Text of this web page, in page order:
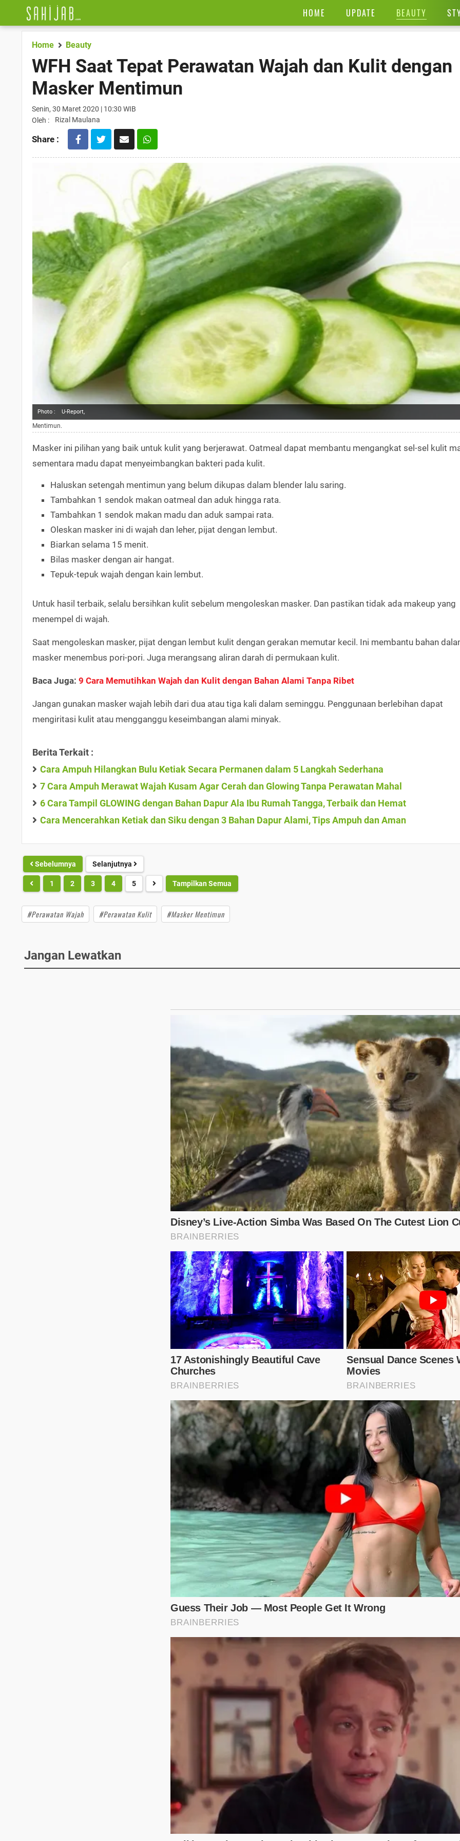
HOME UPDATE BEAUTY
Home Beauty
WFH Saat Tepat Perawatan Wajah dan Kulit dengan
Masker Mentimun
Senin, 30 Maret 2020 | 10:30 WIB
Oleh :
Rizal Maulana
Share :
Photo : U-Report,
Mentimun.
Masker ini pilihan yang baik untuk kulit yang berjerawat. Oatmeal dapat membantu mengangkat sel-sel kulit
sementara madu dapat menyeimbangkan bakteri pada kulit.
Haluskan setengah mentimun yang belum dikupas dalam blender lalu saring.
Tambahkan 1 sendok makan oatmeal dan aduk hingga rata.
Tambahkan 1 sendok makan madu dan aduk sampai rata.
Oleskan masker ini di wajah dan leher, pijat dengan lembut.
Biarkan selama 15 menit.
Bilas masker dengan air hangat.
Tepuk-tepuk wajah dengan kain lembut.
Untuk hasil terbaik, selalu bersihkan kulit sebelum mengoleskan masker. Dan pastikan tidak ada makeup yang
menempel di wajah.
Saat mengoleskan masker, pijat dengan lembut kulit dengan gerakan memutar kecil. Ini membantu bahan
masker menembus pori-pori. Juga merangsang aliran darah di permukaan kulit.
Baca Juga: 9 Cara Memutihkan Wajah dan Kulit dengan Bahan Alami Tanpa Ribet
Jangan gunakan masker wajah lebih dari dua atau tiga kali dalam seminggu. Penggunaan berlebihan dapat
mengiritasi kulit atau mengganggu keseimbangan alami minyak.
Berita Terkait :
Cara Ampuh Hilangkan Bulu Ketiak Secara Permanen dalam 5 Langkah Sederhana
7 Cara Ampuh Merawat Wajah Kusam Agar Cerah dan Glowing Tanpa Perawatan Mahal
6 Cara Tampil GLOWING dengan Bahan Dapur Ala Ibu Rumah Tangga, Terbaik dan Hemat
Cara Mencerahkan Ketiak dan Siku dengan 3 Bahan Dapur Alami, Tips Ampuh dan Aman
Sebelumnya Selanjutnya
1 2 3 4 5 Tampilkan Semua
#Perawatan Wajah #Perawatan Kulit #Masker Mentimun
Jangan Lewatkan